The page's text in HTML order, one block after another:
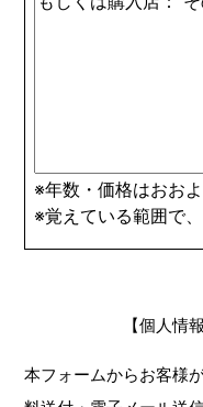
※年数・価格はおおよ
※覚えている範囲で
【個人情
本フォームからお客様